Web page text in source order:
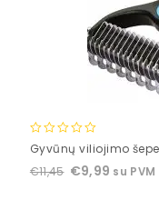
0
of
Gyvūnų viliojimo
€11,45 €9,99 su PVM